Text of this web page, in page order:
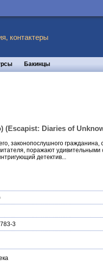
контактеры
Бакинцы
(Escapist: Diaries of
законопослушного
поражают
детектив...
3